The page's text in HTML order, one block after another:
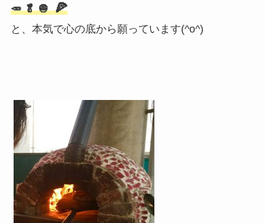
🥕 🥬 🧅🍕
と、本気で心の底から願っています(^o^)